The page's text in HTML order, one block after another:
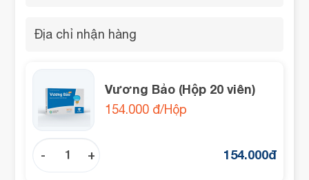
Vương Bảo (Hộp 20 viên)
154.000 đ/Hộp
+
- 154.000đ